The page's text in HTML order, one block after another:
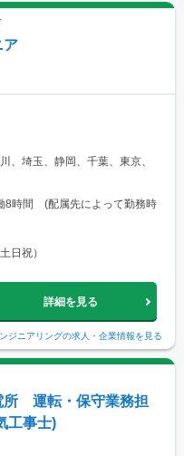
ア
、埼玉、静岡、千葉、東京、
時間 (配属先によって勤務時
日祝）
詳細を見る
ジニアリングの求人・企業情報を見る
所 運転・保守業務担
工事士)